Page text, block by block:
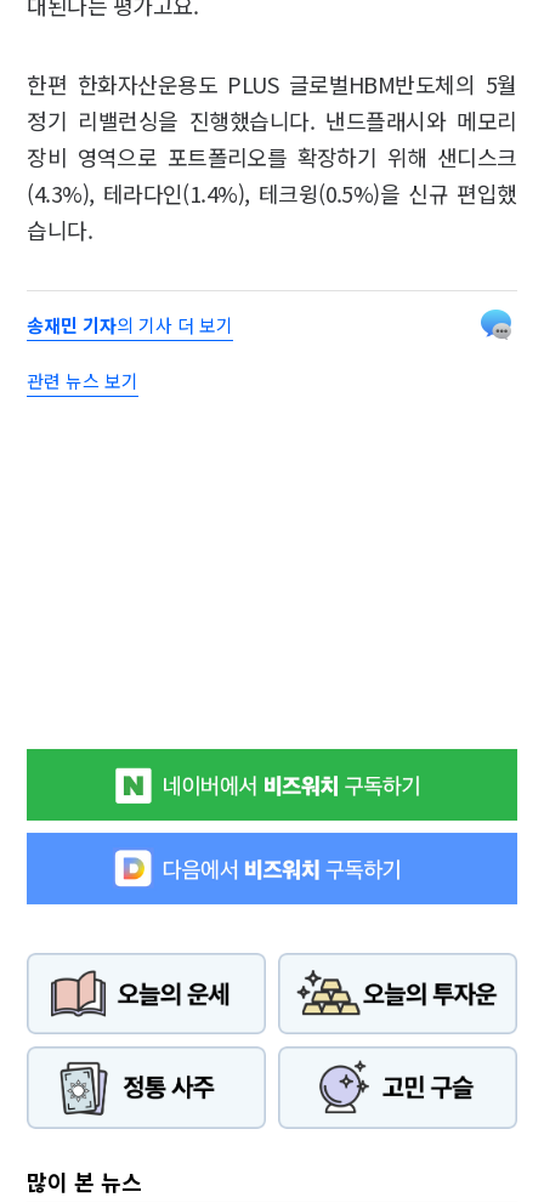
한편 한화자산운용도 PLUS 글로벌HBM반도체의 5월
정기 리밸런싱을 진행했습니다. 낸드플래시와 메모리
장비 영역으로 포트폴리오를 확장하기 위해 샌디스크
(4.3%), 테라다인(1.4%), 테크윙(0.5%)을 신규 편입했
습니다.
송재민 기자의 기사 더 보기
관련 뉴스 보기
많이 본 뉴스